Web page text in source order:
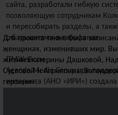
Для проекта также была
женщинах, изменивших мир. Вы
жизни Екатерины Дашковой,
Сусловой и Агриппины
героини».
сайта, разработали гибкую
позволяющую сотрудникам
и пересобирать разделы, а
с барышнями в сарафанах
ПМЖейсон
Agenda Media Group при
интернета (АНО «ИРИ»)